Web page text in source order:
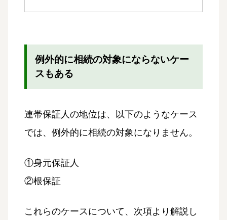
例外的に相続の対象にならないケー
スもある
連帯保証人の地位は、以下のようなケース
では、例外的に相続の対象になりません。
①身元保証人
②根保証
これらのケースについて、次項より解説し